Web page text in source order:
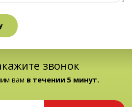
звонок
вам в течении 5 минут.